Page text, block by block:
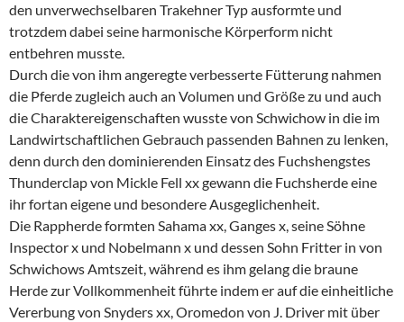
den unverwechselbaren Trakehner Typ ausformte und
trotzdem dabei seine harmonische Körperform nicht
entbehren musste.
Durch die von ihm angeregte verbesserte Fütterung nahmen
die Pferde zugleich auch an Volumen und Größe zu und auch
die Charaktereigenschaften wusste von Schwichow in die im
Landwirtschaftlichen Gebrauch passenden Bahnen zu lenken,
denn durch den dominierenden Einsatz des Fuchshengstes
Thunderclap von Mickle Fell xx gewann die Fuchsherde eine
ihr fortan eigene und besondere Ausgeglichenheit.
Die Rappherde formten Sahama xx, Ganges x, seine Söhne
Inspector x und Nobelmann x und dessen Sohn Fritter in von
Schwichows Amtszeit, während es ihm gelang die braune
Herde zur Vollkommenheit führte indem er auf die einheitliche
Vererbung von Snyders xx, Oromedon von J. Driver mit über